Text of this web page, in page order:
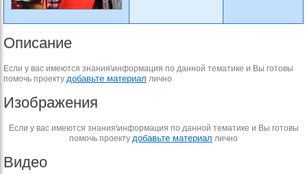
Описание
Если у вас имеются знания\информация по данной тематике и Вы готовы
помочь проекту добавьте материал лично
Изображения
Если у вас имеются знания\информация по данной тематике и Вы готовы
помочь проекту добавьте материал лично
Видео